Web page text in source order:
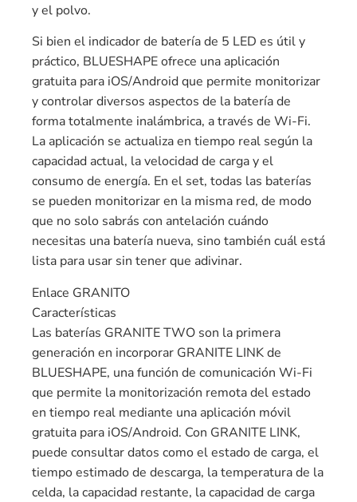
y el polvo.
Si bien el indicador de batería de 5 LED es útil y
práctico, BLUESHAPE ofrece una aplicación
gratuita para iOS/Android que permite monitorizar
y controlar diversos aspectos de la batería de
forma totalmente inalámbrica, a través de Wi-Fi.
La aplicación se actualiza en tiempo real según la
capacidad actual, la velocidad de carga y el
consumo de energía. En el set, todas las baterías
se pueden monitorizar en la misma red, de modo
que no solo sabrás con antelación cuándo
necesitas una batería nueva, sino también cuál está
lista para usar sin tener que adivinar.
Enlace GRANITO
Características
Las baterías GRANITE TWO son la primera
generación en incorporar GRANITE LINK de
BLUESHAPE, una función de comunicación Wi-Fi
que permite la monitorización remota del estado
en tiempo real mediante una aplicación móvil
gratuita para iOS/Android. Con GRANITE LINK,
puede consultar datos como el estado de carga, el
tiempo estimado de descarga, la temperatura de la
celda, la capacidad restante, la capacidad de carga